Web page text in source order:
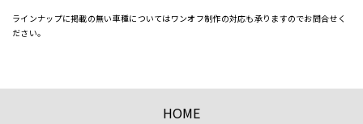
ラインナップに掲載の無い車種についてはワンオフ制作の対応も承りますのでお問合せく
ださい。
HOME